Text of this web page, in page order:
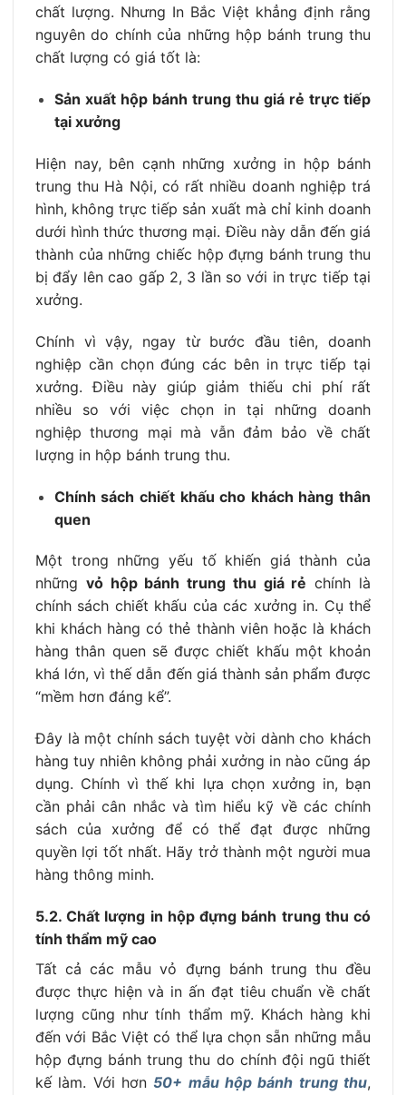
chất lượng. Nhưng In Bắc Việt khẳng định rằng
nguyên do chính của những hộp bánh trung thu
chất lượng có giá tốt là:
Sản xuất hộp bánh trung thu giá rẻ trực tiếp
tại xưởng
Hiện nay, bên cạnh những xưởng in hộp bánh
trung thu Hà Nội, có rất nhiều doanh nghiệp trá
hình, không trực tiếp sản xuất mà chỉ kinh doanh
dưới hình thức thương mại. Điều này dẫn đến giá
thành của những chiếc hộp đựng bánh trung thu
bị đẩy lên cao gấp 2, 3 lần so với in trực tiếp tại
xưởng.
Chính vì vậy, ngay từ bước đầu tiên, doanh
nghiệp cần chọn đúng các bên in trực tiếp tại
xưởng. Điều này giúp giảm thiếu chi phí rất
nhiều so với việc chọn in tại những doanh
nghiệp thương mại mà vẫn đảm bảo về chất
lượng in hộp bánh trung thu.
Chính sách chiết khấu cho khách hàng thân
quen
Một trong những yếu tố khiến giá thành của
những vỏ hộp bánh trung thu giá rẻ chính là
chính sách chiết khấu của các xưởng in. Cụ thể
khi khách hàng có thẻ thành viên hoặc là khách
hàng thân quen sẽ được chiết khấu một khoản
khá lớn, vì thế dẫn đến giá thành sản phẩm được
“mềm hơn đáng kể”.
Đây là một chính sách tuyệt vời dành cho khách
hàng tuy nhiên không phải xưởng in nào cũng áp
dụng. Chính vì thế khi lựa chọn xưởng in, bạn
cần phải cân nhắc và tìm hiểu kỹ về các chính
sách của xưởng để có thể đạt được những
quyền lợi tốt nhất. Hãy trở thành một người mua
hàng thông minh.
5.2. Chất lượng in hộp đựng bánh trung thu có
tính thẩm mỹ cao
Tất cả các mẫu vỏ đựng bánh trung thu đều
được thực hiện và in ấn đạt tiêu chuẩn về chất
lượng cũng như tính thẩm mỹ. Khách hàng khi
đến với Bắc Việt có thể lựa chọn sẵn những mẫu
hộp đựng bánh trung thu do chính đội ngũ thiết
kế làm. Với hơn50+ mẫu hộp bánh trung thu,